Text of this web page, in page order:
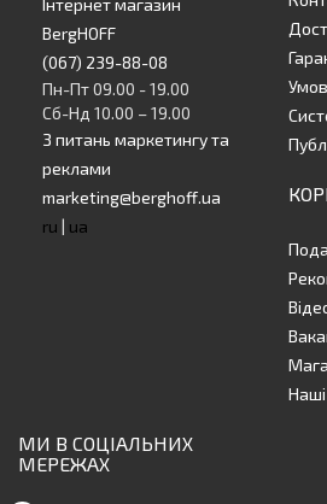
Інтернет магазин
BergHOFF
(067) 239-88-08
Пн-Пт 09.00 - 19.00
Сб-Нд 10.00 – 19.00
З питань маркетингу та
реклами
marketing@berghoff.ua
ru | ua
МИ В СОЦІАЛЬНИХ
МЕРЕЖАХ